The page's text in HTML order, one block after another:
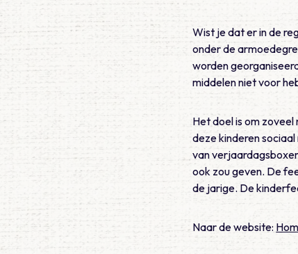
Wist je dat er in de
onder de
worden
middelen niet voor
Het doel is om
deze kinderen
van
ook zou geven. De
de jarige. De
Naar de website: